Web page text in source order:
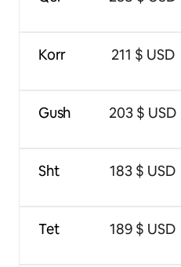
Korr
Gush
Sht
Tet
211 $ USD
203 $ USD
183 $ USD
189 $ USD